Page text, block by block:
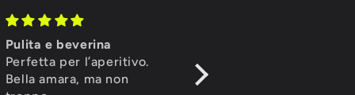
Pulita e beverina
Perfetta per l’aperitivo.
Bella amara, ma non
Birra forte ma rotonda. La
Nugget è intensa ma